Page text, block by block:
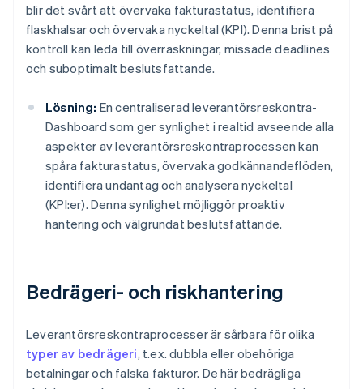
blir det svårt att övervaka fakturastatus, identifiera
flaskhalsar och övervaka nyckeltal (KPI). Denna brist på
kontroll kan leda till överraskningar, missade deadlines
och suboptimalt beslutsfattande.
Lösning: En centraliserad leverantörsreskontra-
Dashboard som ger synlighet i realtid avseende alla
aspekter av leverantörsreskontraprocessen kan
spåra fakturastatus, övervaka godkännandeflöden,
identifiera undantag och analysera nyckeltal
(KPI:er). Denna synlighet möjliggör proaktiv
hantering och välgrundat beslutsfattande.
Bedrägeri- och riskhantering
Leverantörsreskontraprocesser är sårbara för olika
typer av bedrägeri, t.ex. dubbla eller obehöriga
betalningar och falska fakturor. De här bedrägliga